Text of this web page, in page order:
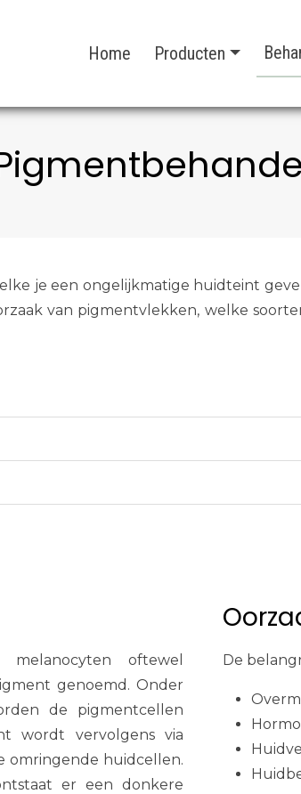
Home Producten
je een ongelijkmatige huidteint
van pigmentvlekken, welke
oftewel
genoemd. Onder
de pigmentcellen
wordt vervolgens via
omringende huidcellen.
er een donkere
De